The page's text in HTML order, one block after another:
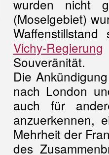
wurden nicht
(Moselgebiet)
Vichy-Regierung
Souveränität.
Die
nach London
auch für
anzuerkennen,
Mehrheit der
des